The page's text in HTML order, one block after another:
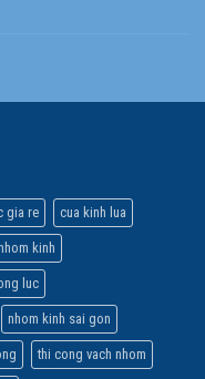
gia re cua kinh lua
kinh
luc
nhom kinh sai gon
thi cong vach nhom